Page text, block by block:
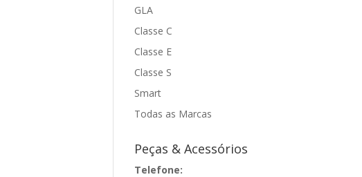
GLA
Classe C
Classe E
Classe S
Smart
Todas as Marcas
Peças & Acessórios
Telefone: